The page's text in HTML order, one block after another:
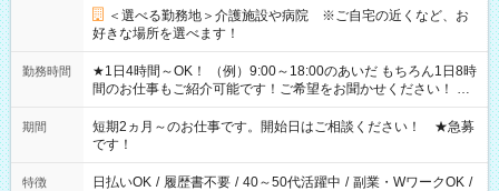
＜選べる勤務地＞介護施設や病院 ※ご自宅の近くなど、お
好きな場所を選べます！
勤務時間
★1日4時間～OK！ （例）9:00～18:00のあいだ もちろん1日8時
間のお仕事もご紹介可能です！ご希望をお聞かせください！ ★
家庭の都合でお休みが必要な場合も遠慮なくご相談ください。
※週最低15時間以上の勤務が必要です
期間
短期2ヵ月～のお仕事です。開始日はご相談ください！ ★急募
です！
特徴 日払いOK / 履歴書不要 / 40～50代活躍中 / 副業・WワークOK /